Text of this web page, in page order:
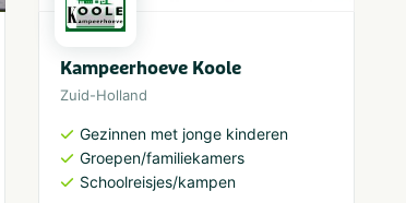
Kampeerhoeve Koole
Zuid-Holland
Gezinnen met jonge kinderen
Groepen/familiekamers
Schoolreisjes/kampen